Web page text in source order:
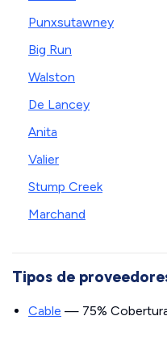
Punxsutawney
Big Run
Walston
De Lancey
Anita
Valier
Stump Creek
Marchand
Tipos de
Cable — 75%